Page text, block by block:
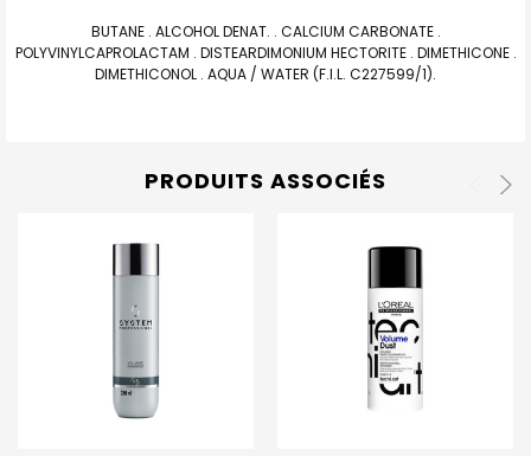
BUTANE . ALCOHOL DENAT. . CALCIUM CARBONATE .
POLYVINYLCAPROLACTAM . DISTEARDIMONIUM HECTORITE . DIMETHICONE .
DIMETHICONOL . AQUA / WATER (F.I.L. C227599/1).
PRODUITS ASSOCIÉS